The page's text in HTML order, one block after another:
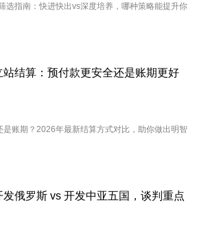
选指南：快进快出vs深度培养，哪种策略能提升你
站结算：预付款更安全还是账期更好
是账期？2026年最新结算方式对比，助你做出明智
俄罗斯 vs 开发中亚五国，谈判重点